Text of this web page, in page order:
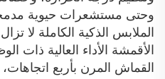
وحتى مستشعرات حيوية
الملابس الذكية الكاملة لا
الأقمشة الأداء العالية ذات
القماش المرن بأربع